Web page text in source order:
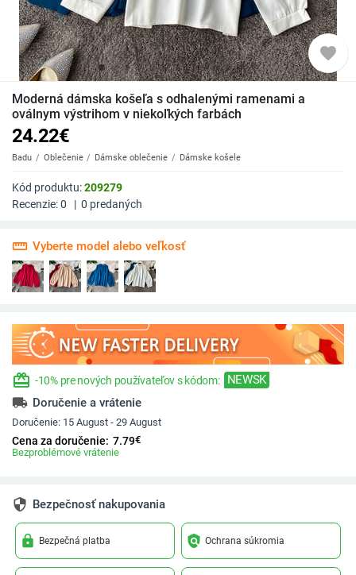
favorite
Moderná dámska košeľa s odhalenými ramenami a
oválnym výstrihom v niekoľkých farbách
24.22€
Badu Oblečenie Dámske oblečenie Dámske košele
Kód produktu:209279
Recenzie:0 | 0 predaných
straighten Vyberte model alebo veľkosť
redeem -10% pre nových používateľov s kódom: NEWSK
local_shipping Doručenie a vrátenie
Doručenie: 15 August - 29 August
Cena za doručenie: 7.79€
Bezproblémové vrátenie
security Bezpečnosť nakupovania
lock Bezpečná platba policy Ochrana súkromia